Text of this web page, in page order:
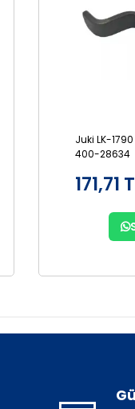
Juki LK-
400-28634
171,71